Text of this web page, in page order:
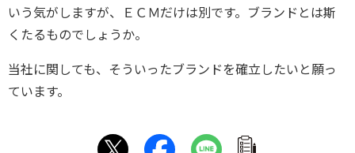
いう気がしますが、ＥＣＭだけは別です。ブランドとは斯
くたるものでしょうか。
当社に関しても、そういったブランドを確立したいと願っ
ています。